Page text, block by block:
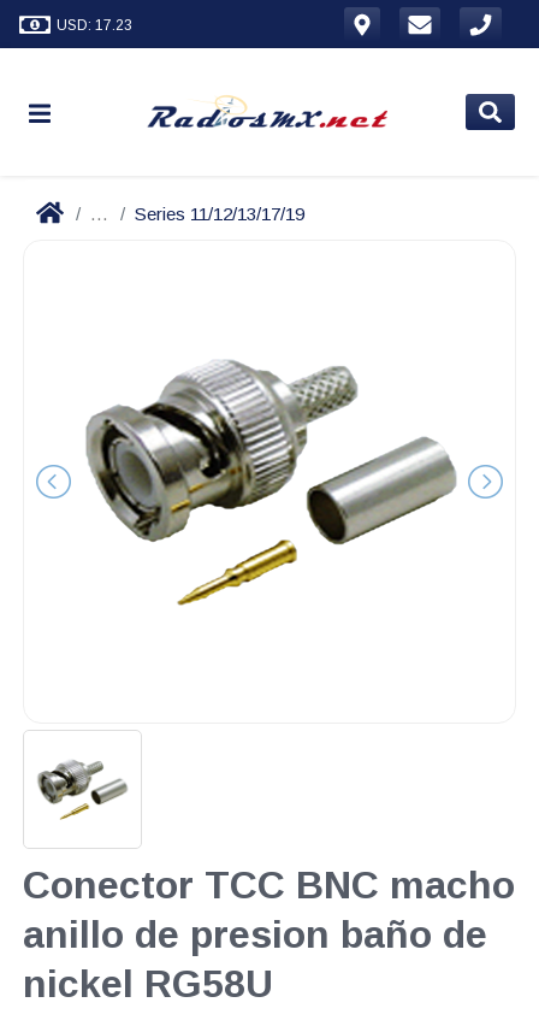
USD: 17.23
... Series 11/12/13/17/19
Conector TCC BNC macho
anillo de presion baño de
nickel RG58U